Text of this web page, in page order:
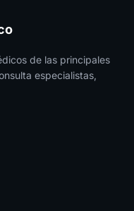
de las principales
especialistas,